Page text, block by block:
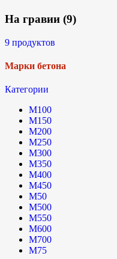
На гравии (9)
9 продуктов
Марки бетона
Категории
М100
М150
М200
М250
М300
М350
М400
М450
М50
М500
М550
М600
М700
М75